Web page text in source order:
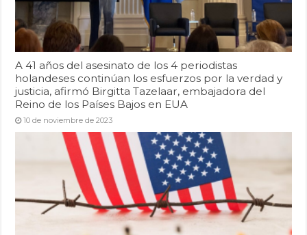
A 41 años del asesinato de los 4 periodistas
holandeses continúan los esfuerzos por la verdad y
justicia, afirmó Birgitta Tazelaar, embajadora del
Reino de los Países Bajos en EUA
10 de noviembre de 2023